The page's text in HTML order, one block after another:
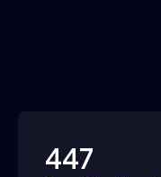
447